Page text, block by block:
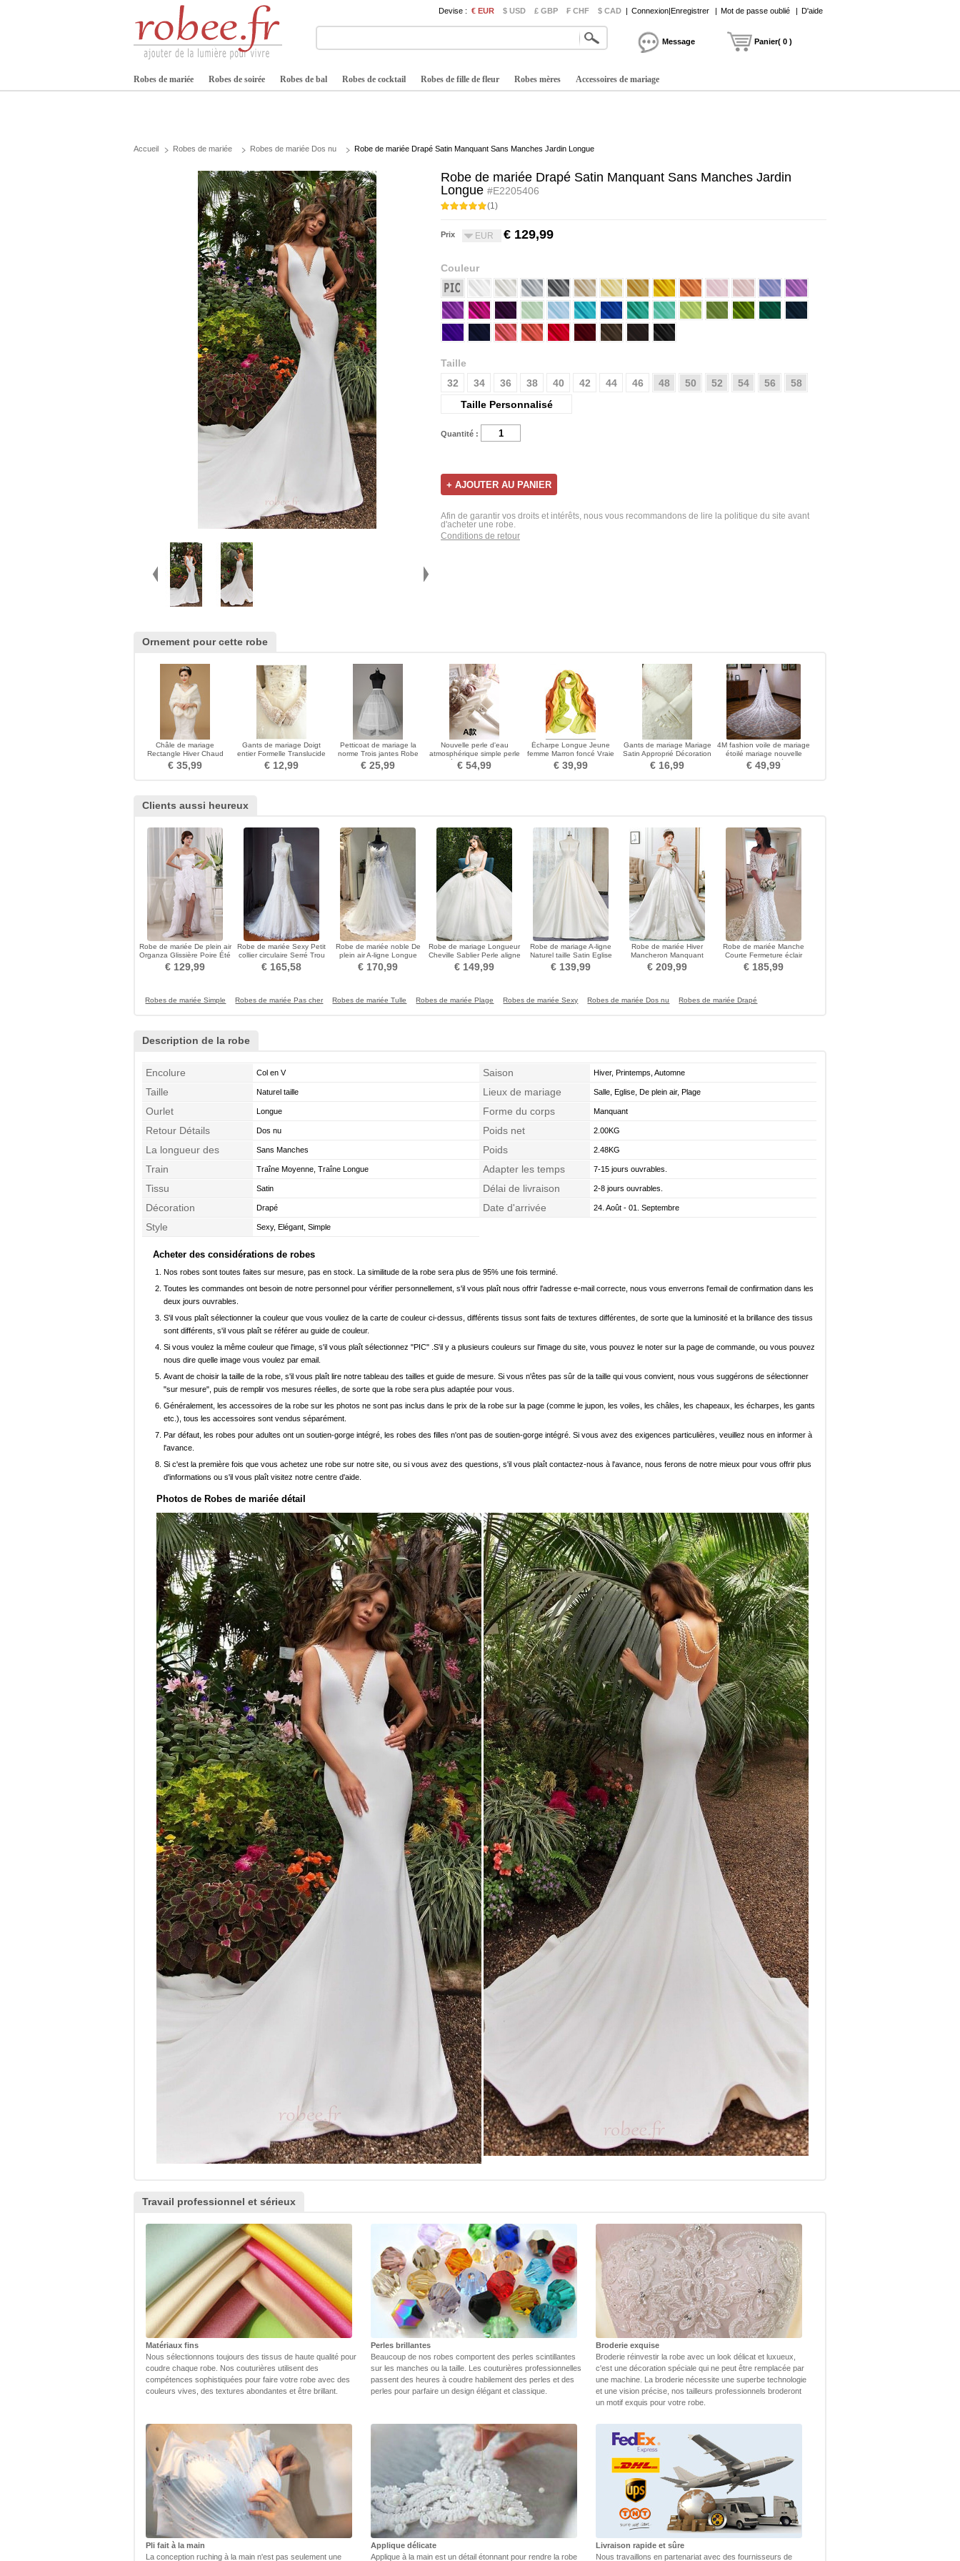
Devise : € EUR $ USD £ GBP ₣ CHF $ CAD | Connexion|Enregistrer | Mot de passe oublié | D'aide
Message Panier( 0 )
Robes de mariée Robes de soirée Robes de bal Robes de cocktail Robes de fille de fleur Robes mères Accessoires de mariage
Accueil Robes de mariée Robes de mariée Dos nu Robe de mariée Drapé Satin Manquant Sans Manches Jardin Longue
Robe de mariée Drapé Satin Manquant Sans Manches Jardin
Longue #E2205406
(1)
Prix EUR € 129,99
Couleur
Taille
32
34 36 38 40 42 44 46 48 50 52 54 56
58
Taille Personnalisé
Quantité :
Afin de garantir vos droits et intérêts, nous vous recommandons de lire la politique du site avant
d'acheter une robe.
Conditions de retour
Ornement pour cette robe
Châle de mariage
Rectangle Hiver Chaud
Laine artificielle Broche
fleurie en cristal
€ 35,99
Gants de mariage Doigt
entier Formelle Translucide
Automne Longue
€ 12,99
Petticoat de mariage la
norme Trois jantes Robe
pleine Coupe de dentelle
€ 25,99
Nouvelle perle d'eau
atmosphérique simple perle
mariée fleur de mariage
€ 54,99
Écharpe Longue Jeune
femme Marron foncé Vraie
soie Chaud Vaporiser la
fleur
€ 39,99
Gants de mariage Mariage
Satin Approprié Décoration
Court Ivoire
€ 16,99
4M fashion voile de mariage
étoilé mariage nouvelle
voile de mariée
€ 49,99
Clients aussi heureux
Robe de mariée De plein air
Organza Glissière Poire Été
Sans Manches
€ 129,99
Robe de mariée Sexy Petit
collier circulaire Serré Trou
De Serrure
€ 165,58
Robe de mariée noble De
plein air A-ligne Longue
Gazer Col Bateau
€ 170,99
Robe de mariage Longueur
Cheville Sablier Perle aligne
Trou De Serrure
€ 149,99
Robe de mariage A-ligne
Naturel taille Satin Eglise
Automne Sans Manches
€ 139,99
Robe de mariée Hiver
Mancheron Manquant
Naturel taille Eglise
€ 209,99
Robe de mariée Manche
Courte Fermeture éclair
Dentelle aligne
€ 185,99
Robes de mariée Simple Robes de mariée Pas cher Robes de mariée Tulle Robes de mariée Plage Robes de mariée Sexy Robes de mariée Dos nu Robes de mariée Drapé
Description de la robe
Encolure Col en V Saison Hiver, Printemps, Automne
Taille Naturel taille Lieux de mariage Salle, Eglise, De plein air, Plage
Ourlet Longue Forme du corps Manquant
Retour Détails Dos nu Poids net 2.00KG
La longueur des
manches
Sans Manches Poids 2.48KG
Train Traîne Moyenne, Traîne Longue Adapter les temps 7-15 jours ouvrables.
Tissu Satin Délai de livraison 2-8 jours ouvrables.
Décoration Drapé Date d'arrivée 24. Août - 01. Septembre
Style Sexy, Elégant, Simple
Acheter des considérations de robes
Nos robes sont toutes faites sur mesure, pas en stock. La similitude de la robe sera plus de 95% une fois terminé.
Toutes les commandes ont besoin de notre personnel pour vérifier personnellement, s'il vous plaît nous offrir l'adresse e-mail correcte, nous vous enverrons l'email de confirmation dans les
deux jours ouvrables.
S'il vous plaît sélectionner la couleur que vous vouliez de la carte de couleur ci-dessus, différents tissus sont faits de textures différentes, de sorte que la luminosité et la brillance des tissus
sont différents, s'il vous plaît se référer au guide de couleur.
Si vous voulez la même couleur que l'image, s'il vous plaît sélectionnez "PIC" .S'il y a plusieurs couleurs sur l'image du site, vous pouvez le noter sur la page de commande, ou vous pouvez
nous dire quelle image vous voulez par email.
Avant de choisir la taille de la robe, s'il vous plaît lire notre tableau des tailles et guide de mesure. Si vous n'êtes pas sûr de la taille qui vous convient, nous vous suggérons de sélectionner
"sur mesure", puis de remplir vos mesures réelles, de sorte que la robe sera plus adaptée pour vous.
Généralement, les accessoires de la robe sur les photos ne sont pas inclus dans le prix de la robe sur la page (comme le jupon, les voiles, les châles, les chapeaux, les écharpes, les gants
etc.), tous les accessoires sont vendus séparément.
Par défaut, les robes pour adultes ont un soutien-gorge intégré, les robes des filles n'ont pas de soutien-gorge intégré. Si vous avez des exigences particulières, veuillez nous en informer à
l'avance.
Si c'est la première fois que vous achetez une robe sur notre site, ou si vous avez des questions, s'il vous plaît contactez-nous à l'avance, nous ferons de notre mieux pour vous offrir plus
d'informations ou s'il vous plaît visitez notre centre d'aide.
Photos de Robes de mariée détail
Travail professionnel et sérieux
Matériaux fins
Nous sélectionnons toujours des tissus de haute qualité pour
coudre chaque robe. Nos couturières utilisent des
compétences sophistiquées pour faire votre robe avec des
couleurs vives, des textures abondantes et être brillant.
Perles brillantes
Beaucoup de nos robes comportent des perles scintillantes
sur les manches ou la taille. Les couturières professionnelles
passent des heures à coudre habilement des perles et des
perles pour parfaire un design élégant et classique.
Broderie exquise
Broderie réinvestir la robe avec un look délicat et luxueux,
c'est une décoration spéciale qui ne peut être remplacée par
une machine. La broderie nécessite une superbe technologie
et une vision précise, nos tailleurs professionnels broderont
un motif exquis pour votre robe.
Pli fait à la main
La conception ruching à la main n'est pas seulement une
Applique délicate
Applique à la main est un détail étonnant pour rendre la robe
Livraison rapide et sûre
Nous travaillons en partenariat avec des fournisseurs de